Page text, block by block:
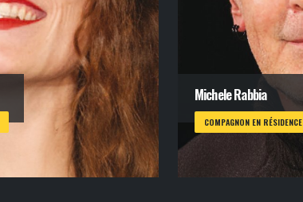
Michele Rabbia
COMPAGNON EN RÉSIDENCE